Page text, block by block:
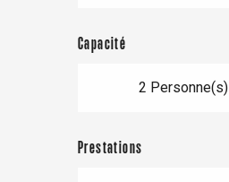
Capacité
2 Personne(s)
Prestations